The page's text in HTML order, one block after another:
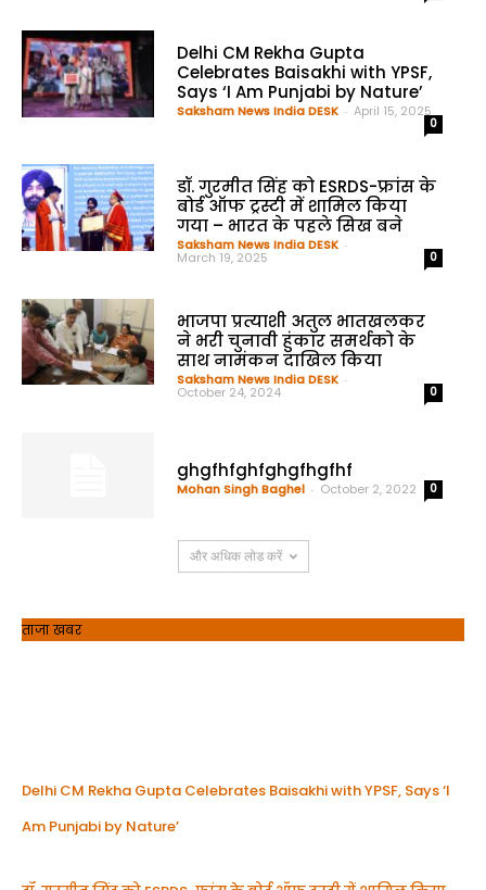
Delhi CM Rekha Gupta
Celebrates Baisakhi with YPSF,
Says ‘I Am Punjabi by Nature’
Saksham News India DESK - April 15, 2025
0
डॉ. गुरमीत सिंह को ESRDS-फ्रांस के
बोर्ड ऑफ ट्रस्टी में शामिल किया
गया – भारत के पहले सिख बने
Saksham News India DESK -
March 19, 2025 0
भाजपा प्रत्याशी अतुल भातखलकर
ने भरी चुनावी हुंकार समर्थको के
साथ नामंकन दाखिल किया
Saksham News India DESK -
October 24, 2024 0
ghgfhfghfghgfhgfhf
Mohan Singh Baghel - October 2, 2022 0
और अधिक लोड करें